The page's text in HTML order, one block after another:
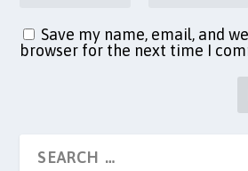
Save my name, email, and
browser for the next time I